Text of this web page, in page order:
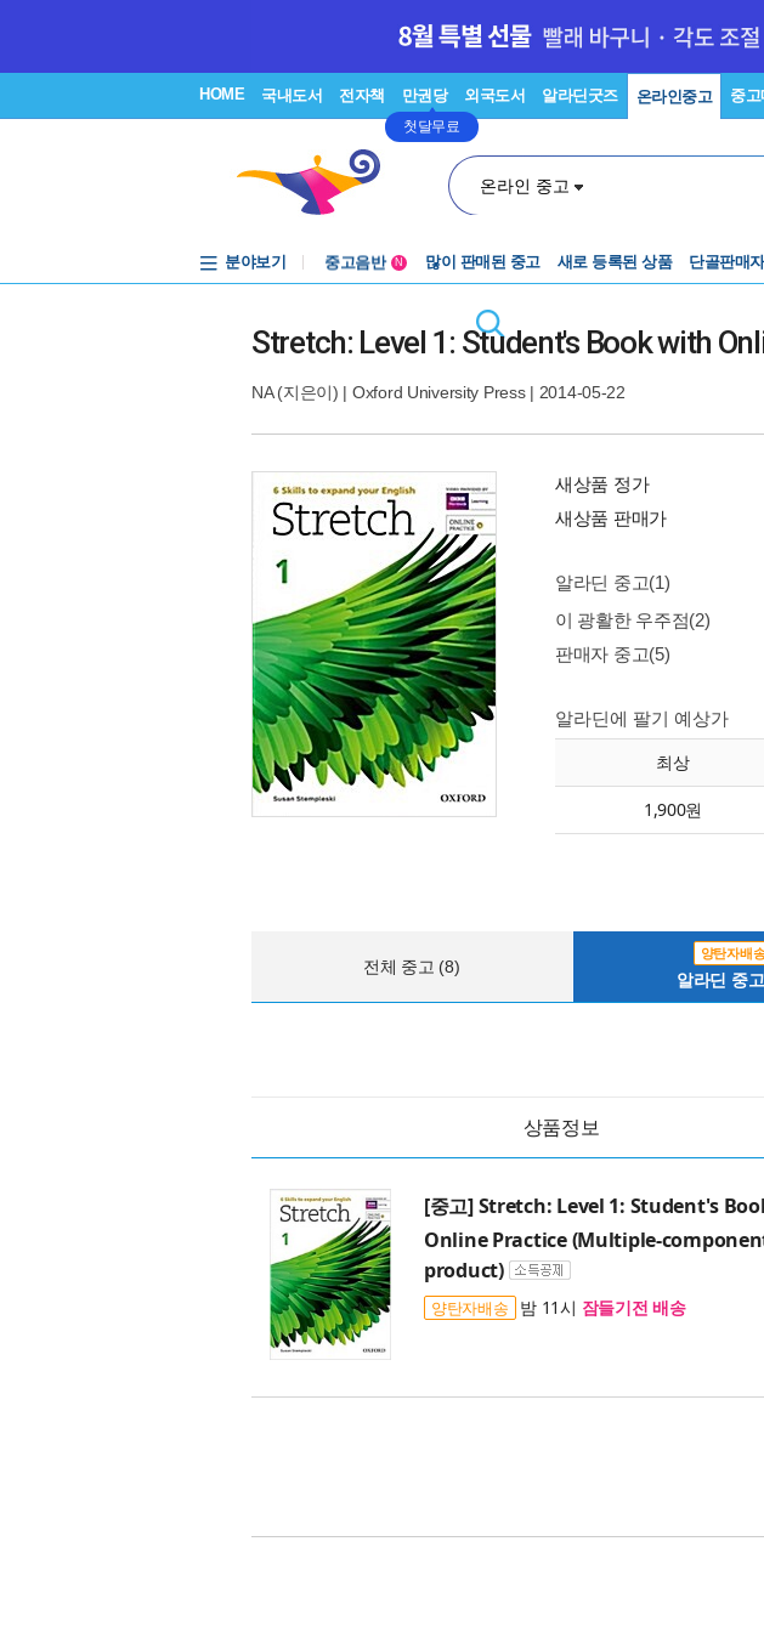
HOME 국내도서 전자책 만권당
첫달무료
외국도서 알라딘굿즈 온라인중고 중
온라인 중고
분야보기
중고음반
N 많이 판매된 중고 새로 등록된 상품 단골판매자
Stretch: Level 1: Student's Book with
NA(지은이) | Oxford University Press| 2014-05-22
새상품 정가
새상품 판매가
알라딘 중고(1)
이 광활한 우주점(2)
판매자 중고(5)
알라딘에 팔기 예상가
최상
1,900원
전체 중고 (8)
양탄자배
알라딘 중
상품정보
[중고] Stretch: Level 1: Student's
Online Practice (Multiple-
product)
양탄자배송 밤 11시 잠들기전 배송